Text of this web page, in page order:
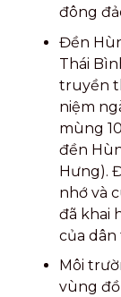
đông
Đền
Thái
truyền
niệm
mùng
đền
Hưng).
nhớ và
đã khai
của dân
Môi
vùng